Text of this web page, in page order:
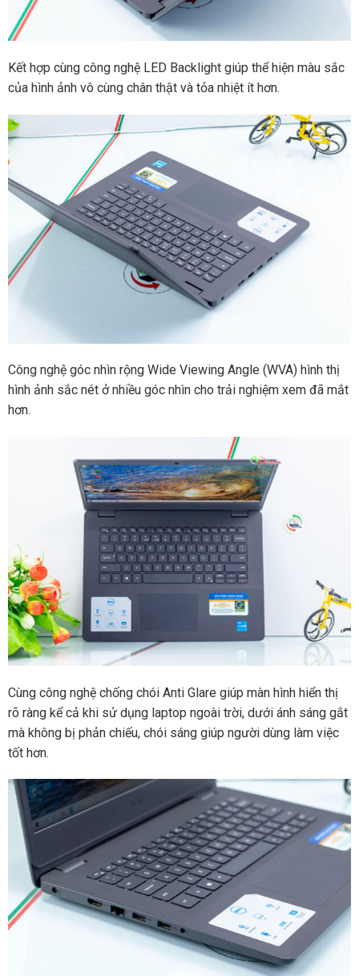
Kết hợp cùng công nghệ LED Backlight giúp thể hiện màu sắc
của hình ảnh vô cùng chân thật và tỏa nhiệt ít hơn.
Công nghệ góc nhìn rộng Wide Viewing Angle (WVA) hình thị
hình ảnh sắc nét ở nhiều góc nhìn cho trải nghiệm xem đã mắt
hơn.
Cùng công nghệ chống chói Anti Glare giúp màn hình hiển thị
rõ ràng kể cả khi sử dụng laptop ngoài trời, dưới ánh sáng gắt
mà không bị phản chiếu, chói sáng giúp người dùng làm việc
tốt hơn.